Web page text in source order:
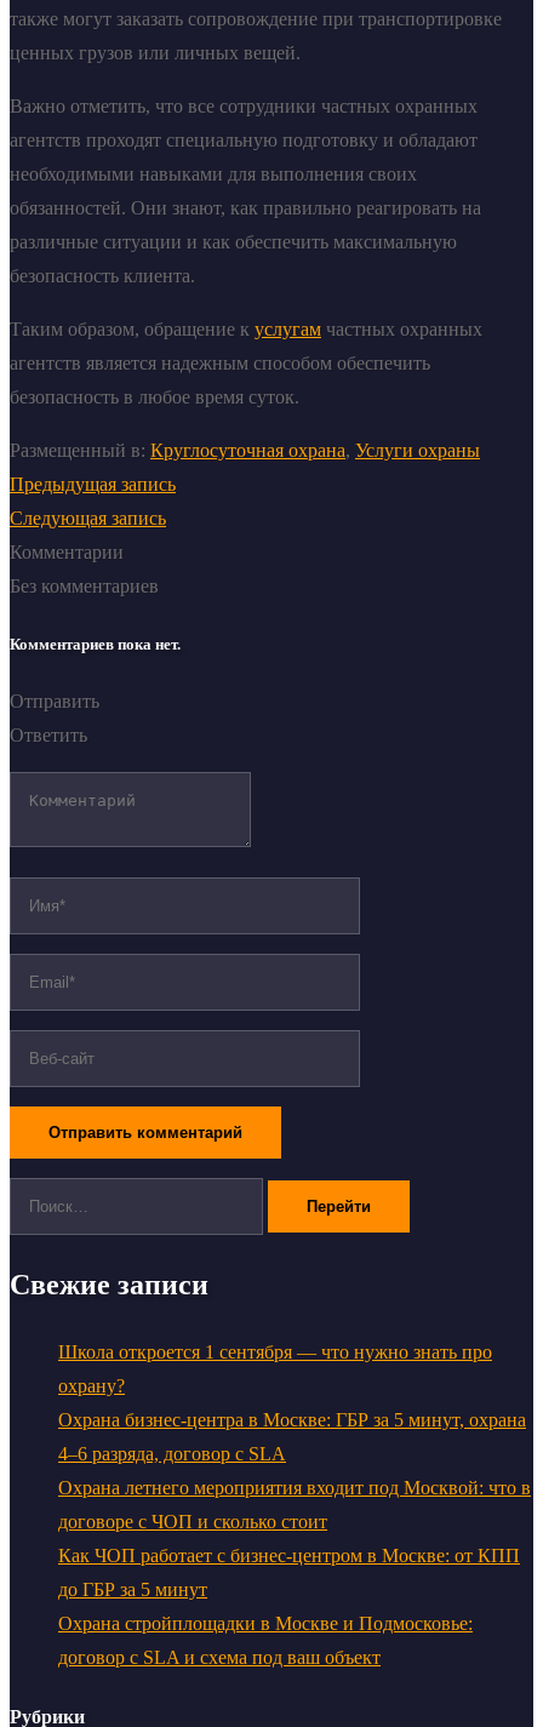
также могут заказать сопровождение при транспортировке
ценных грузов или личных вещей.
Важно отметить, что все сотрудники частных охранных
агентств проходят специальную подготовку и обладают
необходимыми навыками для выполнения своих
обязанностей. Они знают, как правильно реагировать на
различные ситуации и как обеспечить максимальную
безопасность клиента.
Таким образом, обращение к услугам частных охранных
агентств является надежным способом обеспечить
безопасность в любое время суток.
Размещенный в: Круглосуточная охрана, Услуги охраны
Предыдущая запись
Следующая запись
Комментарии
Без комментариев
Комментариев пока нет.
Отправить
Ответить
Свежие записи
Школа откроется 1 сентября — что нужно знать про
охрану?
Охрана бизнес-центра в Москве: ГБР за 5 минут, охрана
4–6 разряда, договор с SLA
Охрана летнего мероприятия входит под Москвой: что в
договоре с ЧОП и сколько стоит
Как ЧОП работает с бизнес-центром в Москве: от КПП
до ГБР за 5 минут
Охрана стройплощадки в Москве и Подмосковье:
договор с SLA и схема под ваш объект
Рубрики